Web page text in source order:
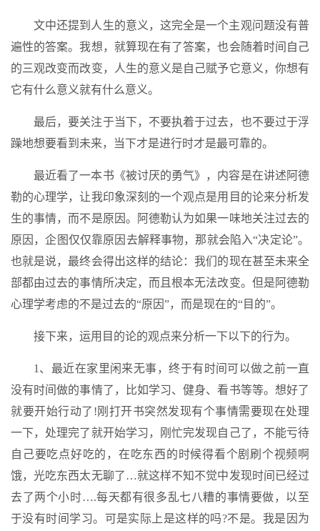
文中还提到人生的意义，这完全是一个主观问题没有普
遍性的答案。我想，就算现在有了答案，也会随着时间自己
的三观改变而改变，人生的意义是自己赋予它意义，你想有
它有什么意义就有什么意义。
最后，要关注于当下，不要执着于过去，也不要过于浮
躁地想要看到未来，当下才是进行时才是最可靠的。
最近看了一本书《被讨厌的勇气》，内容是在讲述阿德
勒的心理学，让我印象深刻的一个观点是用目的论来分析发
生的事情，而不是原因。阿德勒认为如果一味地关注过去的
原因，企图仅仅靠原因去解释事物，那就会陷入“决定论”。
也就是说，最终会得出这样的结论：我们的现在甚至未来全
部都由过去的事情所决定，而且根本无法改变。但是阿德勒
心理学考虑的不是过去的“原因”，而是现在的“目的”。
接下来，运用目的论的观点来分析一下以下的行为。
1、最近在家里闲来无事，终于有时间可以做之前一直
没有时间做的事情了，比如学习、健身、看书等等。想好了
就要开始行动了!刚打开书突然发现有个事情需要现在处理
一下，处理完了就开始学习，刚忙完发现自己了，不能亏待
自己要吃点好吃的，在吃东西的时候得看个剧刷个视频啊
饿，光吃东西太无聊了…就这样不知不觉中发现时间已经过
去了两个小时….每天都有很多乱七八糟的事情要做，以至
于没有时间学习。可是实际上是这样的吗?不是。我是因为